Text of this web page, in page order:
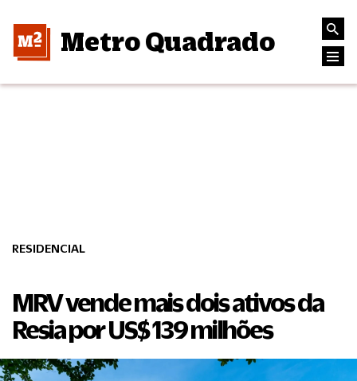
Metro Quadrado
RESIDENCIAL
MRV vende mais dois ativos da
Resia por US$ 139 milhões